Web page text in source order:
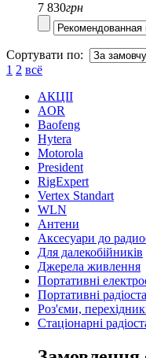
7 830грн
Сортувати по:
1 2 всё
АКЦІІ
AOR
Baofeng
Hytera
Motorola
President
RigExpert
Vertex Standart
WLN
Антени
Аксесуари до
Для далекобійників
Джерела живлення
Портативні
Портативні
Роз'єми,
Стаціонарні